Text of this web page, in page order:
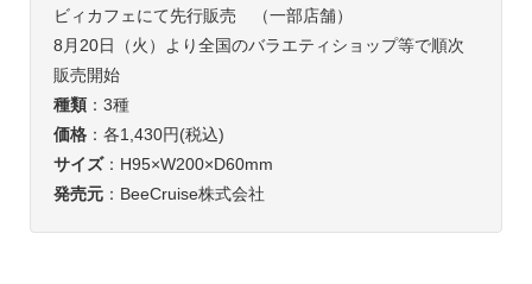
ビィカフェにて先行販売 （一部店舗）
8月20日（火）より全国のバラエティショップ等で順次
販売開始
種類：3種
価格：各1,430円(税込)
サイズ：H95×W200×D60mm
発売元：BeeCruise株式会社